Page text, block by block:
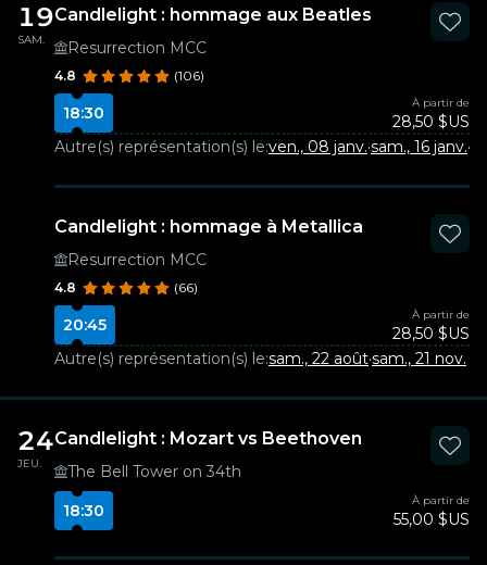
19
SAM.
Candlelight : hommage aux Beatles
Resurrection MCC
4.8 (106)
18:30
À partir de
28,50 $US
Autre(s) représentation(s) le:ven., 08 janv.·sam., 16 janv.·
Candlelight : hommage à Metallica
Resurrection MCC
4.8 (66)
20:45
À partir de
28,50 $US
Autre(s) représentation(s) le:sam., 22 août·sam., 21 nov.
24
JEU.
Candlelight : Mozart vs Beethoven
The Bell Tower on 34th
18:30
À partir de
55,00 $US